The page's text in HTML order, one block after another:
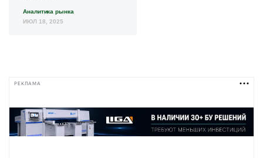
Аналитика рынка
ИЮЛ 18, 2025
РЕКЛАМА